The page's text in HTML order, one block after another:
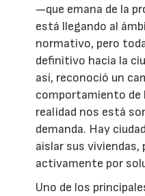
—que emana de la
está llegando al
normativo, pero
definitivo hacia la
así, reconoció un
comportamiento de
realidad nos está
demanda. Hay
aislar sus viviendas,
activamente por
Uno de los